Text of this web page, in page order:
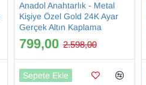
Anadol Anahtarlık - Metal
Kişiye Özel Gold 24K Ayar
Gerçek Altın Kaplama
799,00 2.598,00
Sepete Ekle